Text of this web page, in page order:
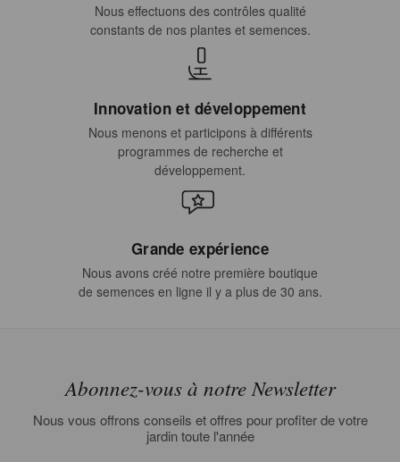
Nous effectuons des contrôles qualité
constants de nos plantes et semences.
Innovation et développement
Nous menons et participons à différents
programmes de recherche et
développement.
Grande expérience
Nous avons créé notre première boutique
de semences en ligne il y a plus de 30 ans.
Abonnez-vous à notre Newsletter
Nous vous offrons conseils et offres pour profiter de votre
jardin toute l'année